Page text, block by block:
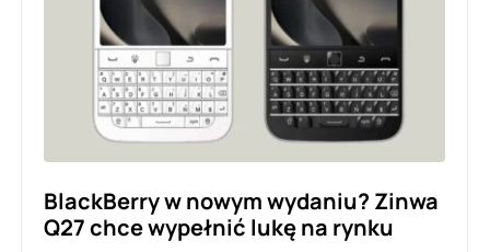
BlackBerry w nowym wydaniu? Zinwa
Q27 chce wypełnić lukę na rynku